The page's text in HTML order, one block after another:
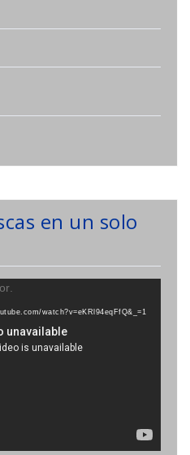
en un solo
watch?v=eKRl94eqFfQ&_=1